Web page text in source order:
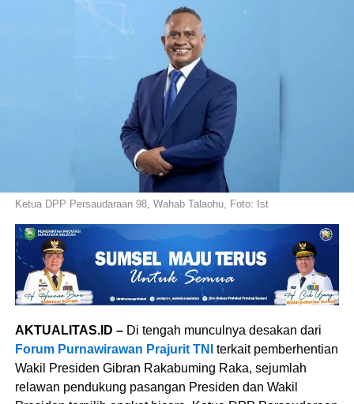
Ketua DPP Persaudaraan 98, Wahab Talaohu, Foto: Ist
AKTUALITAS.ID –Di tengah munculnya desakan dari
Forum Purnawirawan Prajurit TNI terkait pemberhentian
Wakil Presiden Gibran Rakabuming Raka, sejumlah
relawan pendukung pasangan Presiden dan Wakil